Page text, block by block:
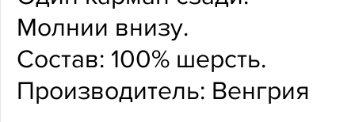
Молнии внизу.
Состав: 100% шерсть.
Производитель: Венгрия